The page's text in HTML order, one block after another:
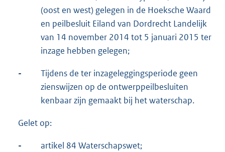
(oost en west) gelegen in de Hoeksche Waard
en peilbesluit Eiland van Dordrecht Landelijk
van 14 november 2014 tot 5 januari 2015 ter
inzage hebben gelegen;
-
Tijdens de ter inzageleggingsperiode geen
zienswijzen op de ontwerppeilbesluiten
kenbaar zijn gemaakt bij het waterschap.
Gelet op:
- artikel 84 Waterschapswet;